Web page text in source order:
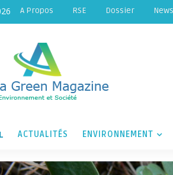
A Propos RSE Dossier
ACTUALITÉS ENVIRONNEMENT